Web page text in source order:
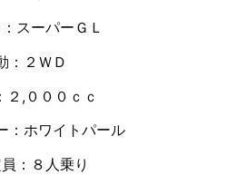
スーパーＧＬ
：２ＷＤ
２,０００ｃｃ
：ホワイトパール
：８人乗り